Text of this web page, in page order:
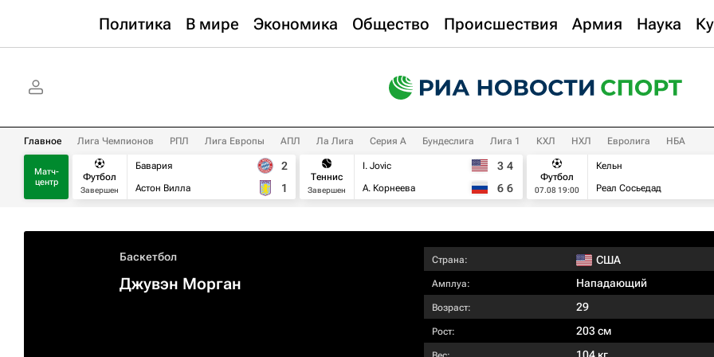
Политика В мире Экономика Общество Происшествия Армия Наука
Главное Лига Чемпионов РПЛ Лига Европы АПЛ Ла Лига Серия А Бундеслига Лига 1 КХЛ НХЛ Евролига НБА
Матч-
центр
Футбол
Завершен
Бавария
Астон Вилла
2
1
Теннис
Завершен
I. Jovic
А. Корнеева
3 4
6 6
Футбол
07.08 19:00
Кельн
Реал Сосьедад
Баскетбол
Джувэн Морган
Страна: США
Амплуа: Нападающий
Возраст: 29
Рост: 203 см